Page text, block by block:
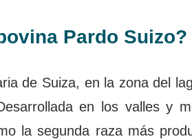
Pardo Suizo?
de Suiza, en la zona del
en los valles y
la segunda raza más